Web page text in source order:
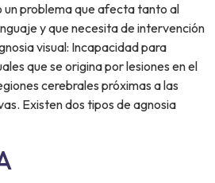
un problema que afecta tanto al
y que necesita de intervención
visual: Incapacidad para
que se origina por lesiones en el
cerebrales próximas a las
Existen dos tipos de agnosia